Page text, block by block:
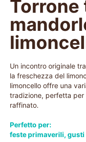
Torrone
Un incontro originale
la freschezza del
limoncello offre una
tradizione, perfetta
raffinato.
Perfetto per:
feste primaverili, gusti